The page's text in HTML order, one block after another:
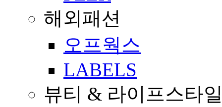
해외패션
오프웍스
LABELS
뷰티 & 라이프스타